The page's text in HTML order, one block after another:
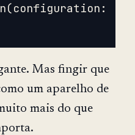
Mas fingir que
um aparelho de
mais do que